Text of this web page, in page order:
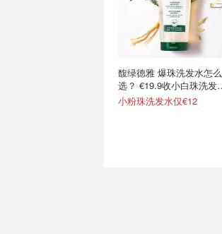
馥绿德雅 爆珠洗发水怎么
选？ €19.9收小白珠洗发
500ml
小粉珠洗发水仅€12